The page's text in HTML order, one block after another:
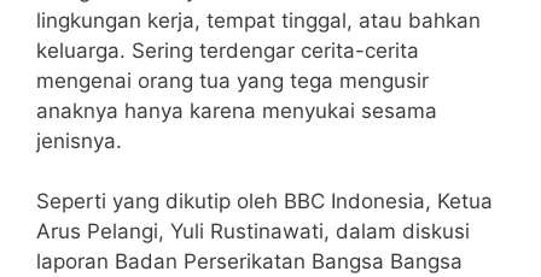
lingkungan kerja, tempat tinggal, atau bahkan
keluarga. Sering terdengar cerita-cerita
mengenai orang tua yang tega mengusir
anaknya hanya karena menyukai sesama
jenisnya.
Seperti yang dikutip oleh BBC Indonesia, Ketua
Arus Pelangi, Yuli Rustinawati, dalam diskusi
laporan Badan Perserikatan Bangsa Bangsa